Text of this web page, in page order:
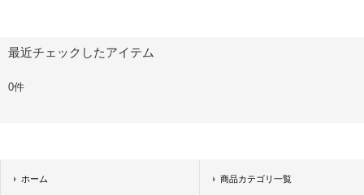
最近チェックしたアイテム
0件
ホーム 商品カテゴリ一覧